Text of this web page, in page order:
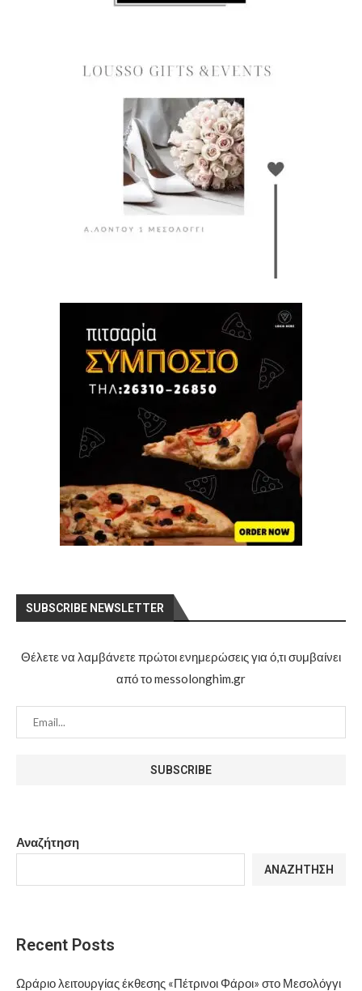
Αναζήτηση
ΑΝΑΖΉΤΗΣΗ
Recent Posts
Ωράριο λειτουργίας έκθεσης «Πέτρινοι Φάροι» στο Μεσολόγγι
SUBSCRIBE NEWSLETTER
Θέλετε να λαμβάνετε πρώτοι ενημερώσεις για ό,τι συμβαίνει
από το messolonghim.gr